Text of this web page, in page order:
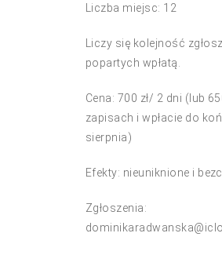
Liczba miejsc: 12
Liczy się kolejność
popartych wpłatą.
Cena: 700 zł/ 2 dni (lub
zapisach i wpłacie do
sierpnia)
Efekty: nieuniknione i
Zgłoszenia: